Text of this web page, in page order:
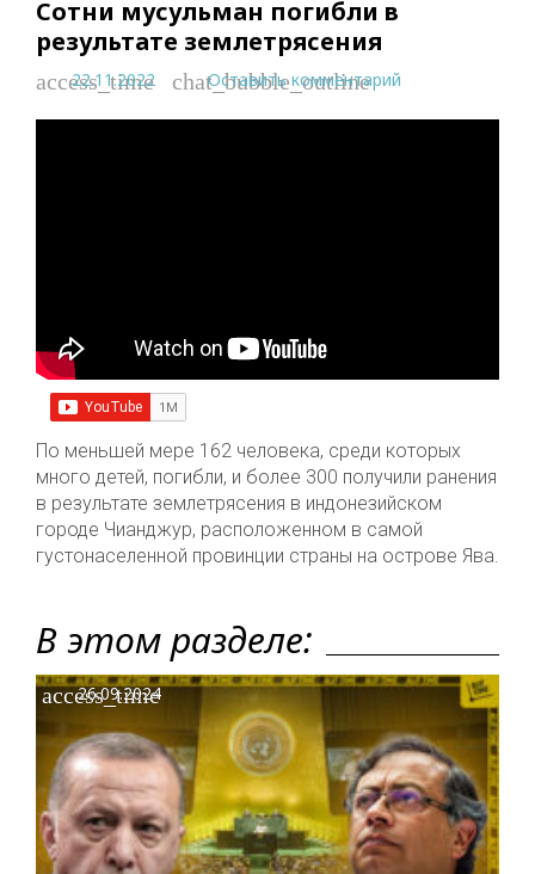
Сотни мусульман погибли в
результате землетрясения
access_time
22.11.2022 chat_bubble_outline
Оставить комментарий
По меньшей мере 162 человека, среди которых
много детей, погибли, и более 300 получили ранения
в результате землетрясения в индонезийском
городе Чианджур, расположенном в самой
густонаселенной провинции страны на острове Ява.
В этом разделе:
access_time
26.09.2024